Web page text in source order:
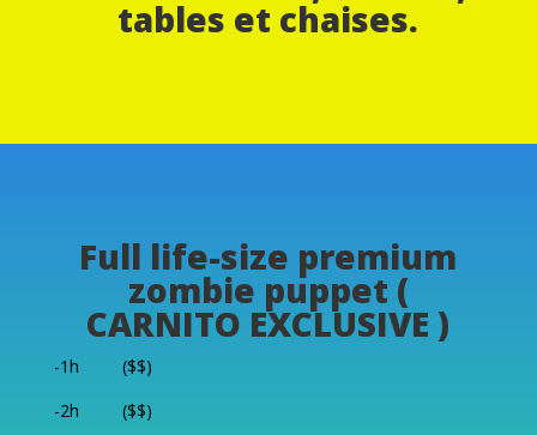
tables et chaises.
Full life-size premium
zombie puppet (
CARNITO EXCLUSIVE )
-1h ($$)
-2h ($$)